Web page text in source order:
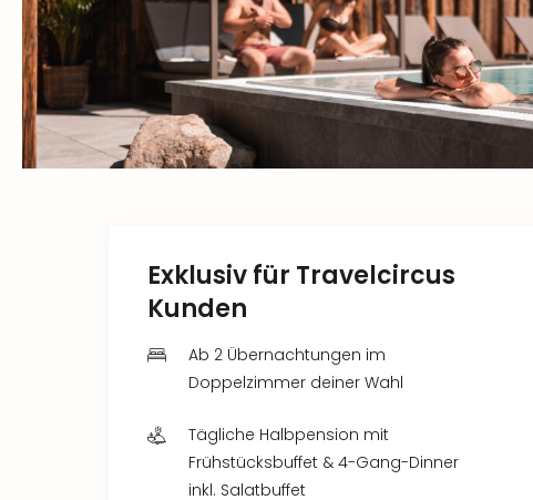
Exklusiv für Travelcircus
Kunden
Ab 2 Übernachtungen im
Doppelzimmer deiner Wahl
Tägliche Halbpension mit
Frühstücksbuffet & 4-Gang-Dinner
inkl. Salatbuffet